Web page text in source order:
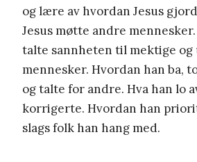
og lære av hvordan Jesus
Jesus møtte andre
talte sannheten til mektige
mennesker. Hvordan han ba,
og talte for andre. Hva han lo
korrigerte. Hvordan han
slags folk han hang med.